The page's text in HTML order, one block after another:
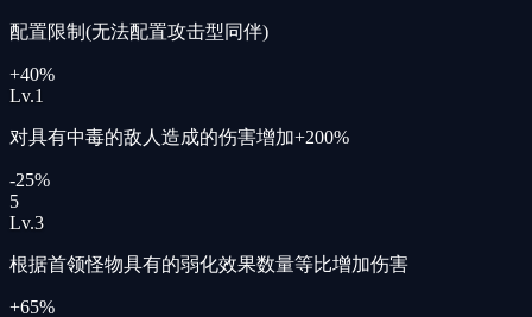
配置限制(无法配置攻击型同伴)
+40%
Lv.1
对具有中毒的敌人造成的伤害增加+200%
-25%
5
Lv.3
根据首领怪物具有的弱化效果数量等比增加伤害
+65%